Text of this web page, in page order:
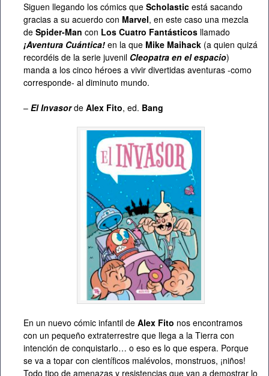
Siguen llegando los cómics que Scholastic está sacando
gracias a su acuerdo con Marvel, en este caso una mezcla
de Spider-Man con Los Cuatro Fantásticos llamado
¡Aventura Cuántica! en la que Mike Maihack (a quien quizá
recordéis de la serie juvenil Cleopatra en el espacio)
manda a los cinco héroes a vivir divertidas aventuras -como
corresponde- al diminuto mundo.
– El Invasorde Alex Fito, ed. Bang
En un nuevo cómic infantil de Alex Fito nos encontramos
con un pequeño extraterrestre que llega a la Tierra con
intención de conquistarlo… o eso es lo que espera. Porque
se va a topar con científicos malévolos, monstruos, ¡niños!
Todo tipo de amenazas y resistencias que van a demostrar lo